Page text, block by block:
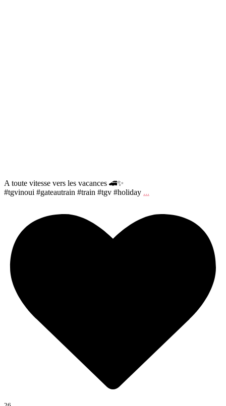
A toute vitesse vers les vacances 🚄✨
#tgvinoui #gateautrain #train #tgv #holiday ...